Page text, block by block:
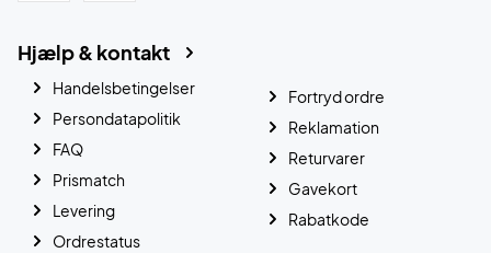
Hjælp & kontakt
Handelsbetingelser
Persondatapolitik
FAQ
Prismatch
Levering
Ordrestatus
Fortryd ordre
Reklamation
Returvarer
Gavekort
Rabatkode